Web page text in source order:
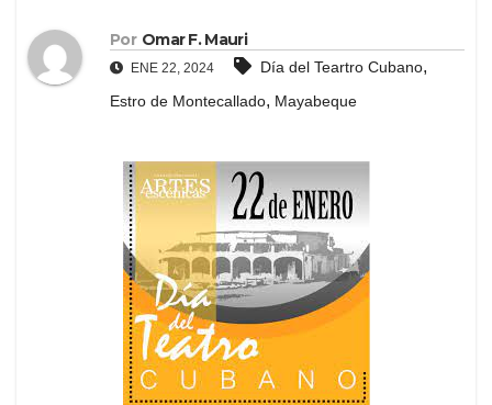
Por Omar F. Mauri
ENE 22, 2024 Día del Teartro Cubano,
Estro de Montecallado, Mayabeque